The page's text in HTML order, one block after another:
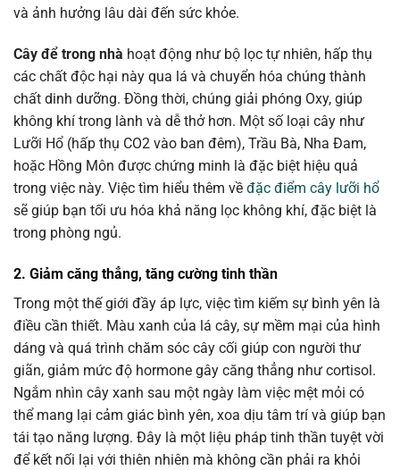
và ảnh hưởng lâu dài đến sức khỏe.
Cây để trong nhà hoạt động như bộ lọc tự nhiên, hấp thụ
các chất độc hại này qua lá và chuyển hóa chúng thành
chất dinh dưỡng. Đồng thời, chúng giải phóng Oxy, giúp
không khí trong lành và dễ thở hơn. Một số loại cây như
Lưỡi Hổ (hấp thụ CO2 vào ban đêm), Trầu Bà, Nha Đam,
hoặc Hồng Môn được chứng minh là đặc biệt hiệu quả
trong việc này. Việc tìm hiểu thêm về đặc điểm cây lưỡi hổ
sẽ giúp bạn tối ưu hóa khả năng lọc không khí, đặc biệt là
trong phòng ngủ.
2. Giảm căng thẳng, tăng cường tinh thần
Trong một thế giới đầy áp lực, việc tìm kiếm sự bình yên là
điều cần thiết. Màu xanh của lá cây, sự mềm mại của hình
dáng và quá trình chăm sóc cây cối giúp con người thư
giãn, giảm mức độ hormone gây căng thẳng như cortisol.
Ngắm nhìn cây xanh sau một ngày làm việc mệt mỏi có
thể mang lại cảm giác bình yên, xoa dịu tâm trí và giúp bạn
tái tạo năng lượng. Đây là một liệu pháp tinh thần tuyệt vời
để kết nối lại với thiên nhiên mà không cần phải ra khỏi